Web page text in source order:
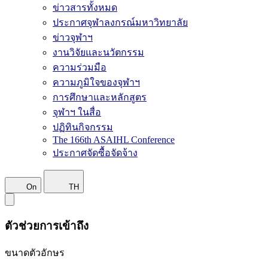
ข่าวสารทั้งหมด
ประกาศจุฬาลงกรณ์มหาวิทยาลัย
ข่าวจุฬาฯ
งานวิจัยและนวัตกรรม
ความร่วมมือ
ความภูมิใจของจุฬาฯ
การศึกษาและหลักสูตร
จุฬาฯ ในสื่อ
ปฏิทินกิจกรรม
The 166th ASAIHL Conference
ประกาศจัดซื้อจัดจ้าง
On TH
ตัวช่วยการเข้าถึง
ขนาดตัวอักษร